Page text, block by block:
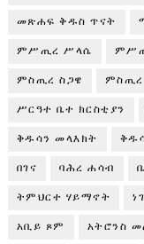
መጽሐፍ ቅዱስ ጥናት
ምሥጢረ ሥላሴ
ምስጢረ ስጋዌ
ሥርዓተ ቤተ ክርስቲያን
ቅዱሳን መላእክት
በገና ባሕረ ሐሳብ
ትምህርተ ሃይማኖት
አቢይ ጾም አትሮንስ